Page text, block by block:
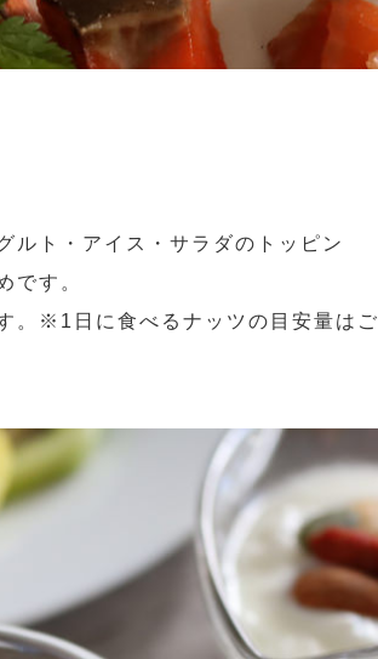
ルト・アイス・サラダのトッピン
です。
。※1日に食べるナッツの目安量はご